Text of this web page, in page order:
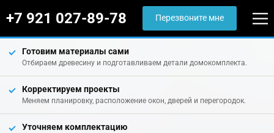
+7 921 027-89-78 Перезвоните мне
Готовим материалы сами
Отбираем древесину и подготавливаем детали домокомплекта.
Корректируем проекты
Меняем планировку, расположение окон, дверей и перегородок.
Уточняем комплектацию